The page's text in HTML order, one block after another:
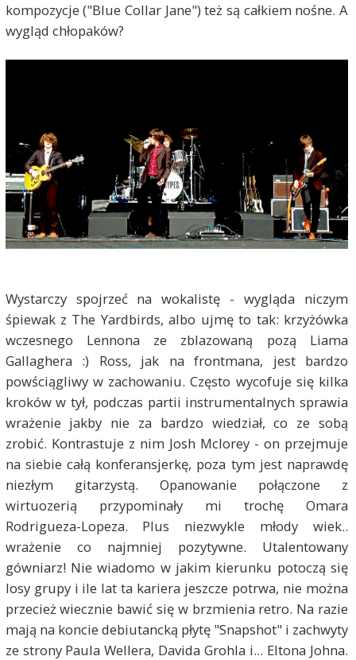
kompozycje ("Blue Collar Jane") też są całkiem nośne. A
wygląd chłopaków?
Wystarczy spojrzeć na wokalistę - wygląda niczym
śpiewak z The Yardbirds, albo ujmę to tak: krzyżówka
wczesnego Lennona ze zblazowaną pozą Liama
Gallaghera :) Ross, jak na frontmana, jest bardzo
powściągliwy w zachowaniu. Często wycofuje się kilka
kroków w tył, podczas partii instrumentalnych sprawia
wrażenie jakby nie za bardzo wiedział, co ze sobą
zrobić. Kontrastuje z nim Josh Mclorey - on przejmuje
na siebie całą konferansjerkę, poza tym jest naprawdę
niezłym gitarzystą. Opanowanie połączone z
wirtuozerią przypominały mi trochę Omara
Rodrigueza-Lopeza. Plus niezwykle młody wiek..
wrażenie co najmniej pozytywne. Utalentowany
gówniarz! Nie wiadomo w jakim kierunku potoczą się
losy grupy i ile lat ta kariera jeszcze potrwa, nie można
przecież wiecznie bawić się w brzmienia retro. Na razie
mają na koncie debiutancką płytę "Snapshot" i zachwyty
ze strony Paula Wellera, Davida Grohla i... Eltona Johna.